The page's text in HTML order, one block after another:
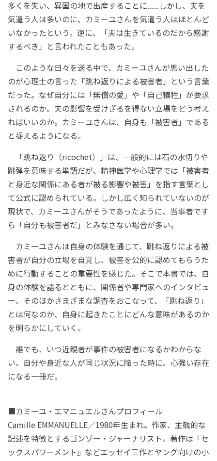
多くを失い、異国の地で出産することに......しかし、夫を
気遣う人は多いのに、カミーユさんを気遣う人はほとんど
いなかったという。逆に、「夫は生きているのだから感謝
するべき」と言われたこともあった。
このような日々を送る中で、カミーユさんが思い出した
のが心理士の言った「跳ね返りによる被害者」という言葉
だった。なぜ自分には「無償の愛」や「自己犠牲」が要求
されるのか。夫の影響を受けざるを得ない立場をどう考え
ればいいのか。カミーユさんは、自身も「被害者」である
と捉えるようになる。
「跳ね返り（ricochet）」は、一般的には石の水切りや
跳弾を意味する単語だが、精神医学や心理学では「被害者
と身近な関係にある者が被る影響や被害」を指す言葉とし
て公式に認められている。しかし広く知られていないのが
現状で、カミーユさんがそうであったように、当事者です
ら「自分も被害者だ」とみなさない場合が多い。
カミーユさんは自身の体験を通じて、跳ね返りによる被
害者が自分の立場を自覚し、被害を公的に認めてもらうた
めに行動することの重要性を感じた。そこで本書では、自
身の体験を語るとともに、関係者や専門家へのインタビュ
ー、そのほかさまざまな調査をおこなって、「跳ね返り」
とは何なのか、自身に起きたことにどんな意味があるのか
を明らかにしていく。
誰でも、いつ近親者が事件の被害者になるかわからな
い。自分や身近な人が同じ状況に陥った時に、心強い存在
になる一冊だ。
■カミーユ・エマニュエルさんプロフィール
Camille EMMANUELLE／1980年生まれ。作家、主観的な
記述を特徴とするゴンゾー・ジャーナリスト。著作は『セ
ックスパワーメント』などエッセイ三作とヤング向けの小